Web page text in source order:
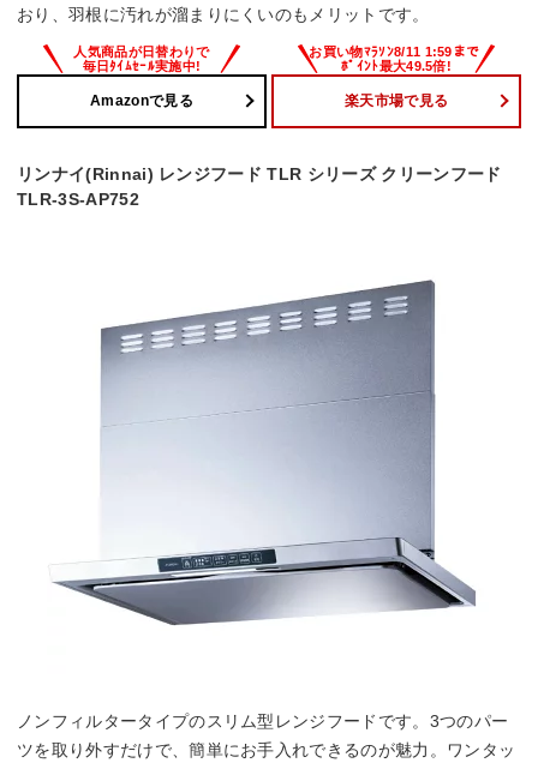
おり、羽根に汚れが溜まりにくいのもメリットです。
Amazonで見る 楽天市場で見る
リンナイ(Rinnai) レンジフード TLR シリーズ クリーンフード
TLR-3S-AP752
ノンフィルタータイプのスリム型レンジフードです。3つのパー
ツを取り外すだけで、簡単にお手入れできるのが魅力。ワンタッ